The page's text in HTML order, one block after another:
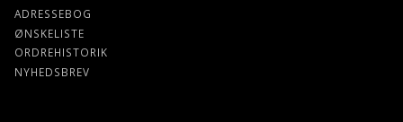
ADRESSEBOG
ØNSKELISTE
ORDREHISTORIK
NYHEDSBREV